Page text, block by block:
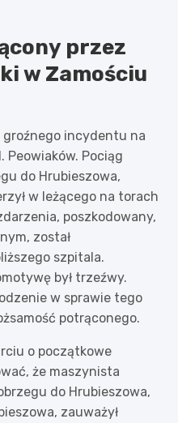
przez
w Zamościu
groźnego incydentu na
Pociąg
do Hrubieszowa,
w leżącego na torach
poszkodowany,
został
szpitala.
był trzeźwy.
w sprawie tego
potrąconego.
o początkowe
że maszynista
do Hrubieszowa,
zauważył